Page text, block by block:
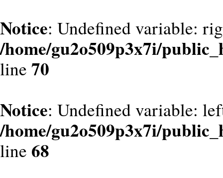
Notice: Undefined variable:
/home/gu2o509p3x7i/
line 70
Notice: Undefined variable:
/home/gu2o509p3x7i/
line 68